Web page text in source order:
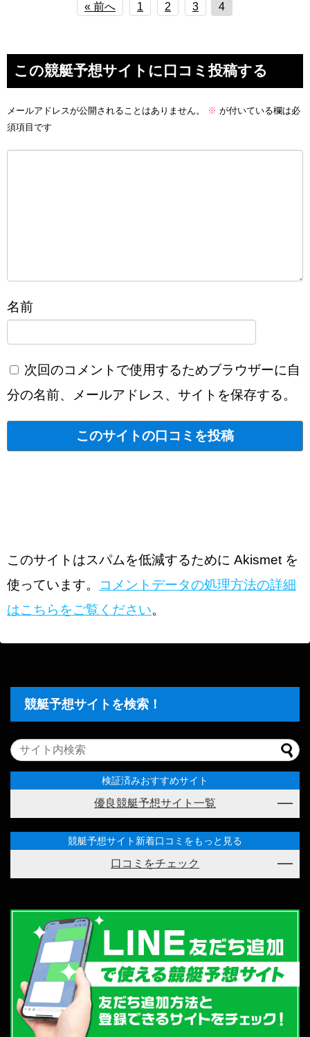
« 前へ 1 2 3 4
この競艇予想サイトに口コミ投稿する
メールアドレスが公開されることはありません。 ※ が付いている欄は必
須項目です
名前
次回のコメントで使用するためブラウザーに自
分の名前、メールアドレス、サイトを保存する。
このサイトはスパムを低減するために Akismet を
使っています。
コメントデータの処理方法の詳細
はこちらをご覧ください。
競艇予想サイトを検索！
検証済みおすすめサイト
優良競艇予想サイト一覧
競艇予想サイト新着口コミをもっと見る
口コミをチェック